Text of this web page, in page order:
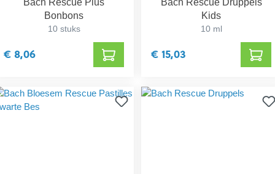
Bach Rescue Plus
Bonbons
10 stuks
€ 8,06
Bach Rescue Druppels
Kids
10 ml
€ 15,03